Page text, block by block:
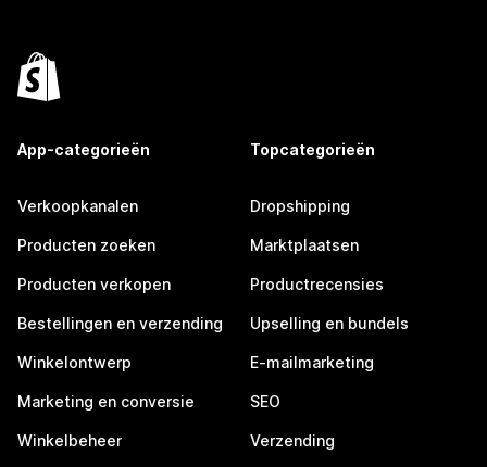
App-categorieën
Verkoopkanalen
Producten zoeken
Producten verkopen
Bestellingen en verzending
Winkelontwerp
Marketing en conversie
Winkelbeheer
Topcategorieën
Dropshipping
Marktplaatsen
Productrecensies
Upselling en bundels
E-mailmarketing
SEO
Verzending